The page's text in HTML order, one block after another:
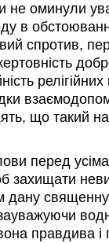
не оминули
в
спротив,
що такий
перед
захищати
священну
правдива і